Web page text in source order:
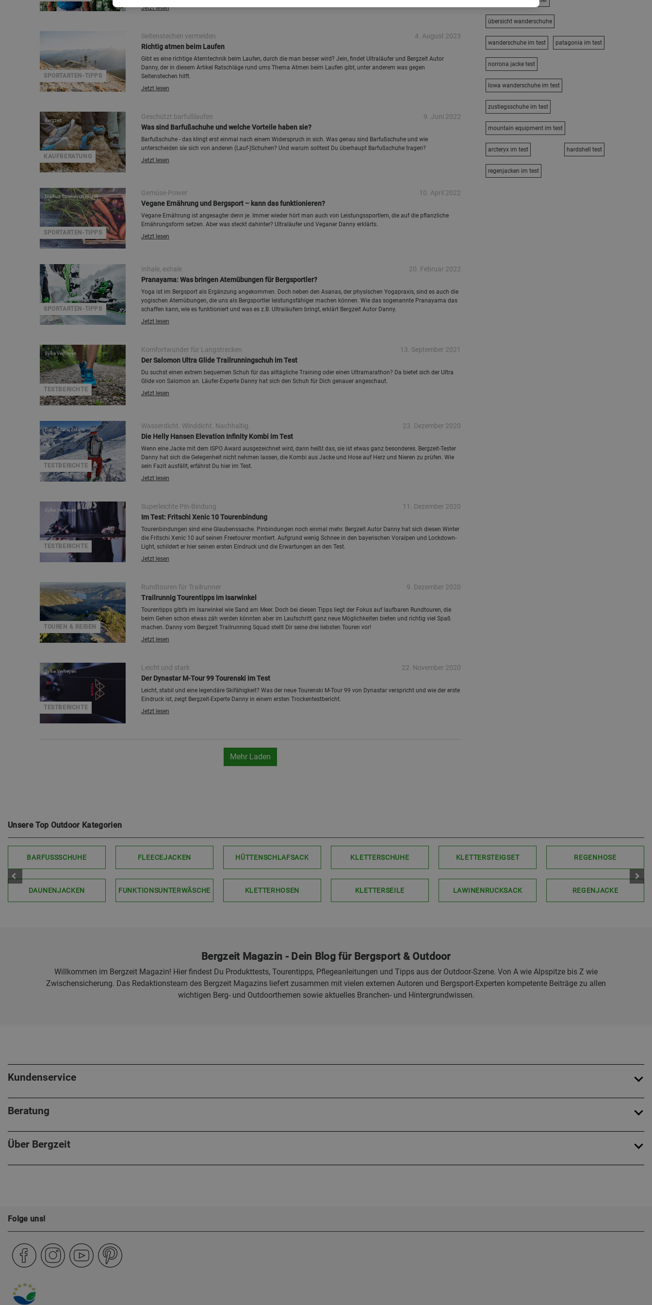
Jetzt lesen
SPORTARTEN-TIPPS
Seitenstechen vermeiden
4. August 2023
Richtig atmen beim Laufen
Gibt es eine richtige Atemtechnik beim Laufen, durch die man besser wird? Jein, findet Ultraläufer und Bergzeit Autor
Danny, der in diesem Artikel Ratschläge rund ums Thema Atmen beim Laufen gibt, unter anderem was gegen
Seitenstechen hilft.
Jetzt lesen
KAUFBERATUNG
Bergzeit Geschützt barfußlaufen
9. Juni 2022
Was sind Barfußschuhe und welche Vorteile haben sie?
Barfußschuhe - das klingt erst einmal nach einem Widerspruch in sich. Was genau sind Barfußschuhe und wie
unterscheiden sie sich von anderen (Lauf-)Schuhen? Und warum solltest Du überhaupt Barfußschuhe tragen?
Jetzt lesen
SPORTARTEN-TIPPS
Markus Spiske | Unsplash Gemüse-Power
10. April 2022
Vegane Ernährung und Bergsport – kann das funktionieren?
Vegane Ernährung ist angesagter denn je. Immer wieder hört man auch von Leistungssportlern, die auf die pflanzliche
Ernährungsform setzen. Aber was steckt dahinter? Ultraläufer und Veganer Danny erklärts.
Jetzt lesen
SPORTARTEN-TIPPS
Bergzeit Inhale, exhale
20. Februar 2022
Pranayama: Was bringen Atemübungen für Bergsportler?
Yoga ist im Bergsport als Ergänzung angekommen. Doch neben den Asanas, der physischen Yogapraxis, sind es auch die
yogischen Atemübungen, die uns als Bergsportler leistungsfähiger machen können. Wie das sogenannte Pranayama das
schaffen kann, wie es funktioniert und was es z.B. Ultraläufern bringt, erklärt Bergzeit Autor Danny.
Jetzt lesen
TESTBERICHTE
Sylke Verheyen Komfortwunder für Langstrecken
13. September 2021
Der Salomon Ultra Glide Trailrunningschuh im Test
Du suchst einen extrem bequemen Schuh für das alltägliche Training oder einen Ultramarathon? Da bietet sich der Ultra
Glide von Salomon an. Läufer-Experte Danny hat sich den Schuh für Dich genauer angeschaut.
Jetzt lesen
TESTBERICHTE
Daniel-Juraj Zidaric Wasserdicht. Winddicht. Nachhaltig.
23. Dezember 2020
Die Helly Hansen Elevation Infinity Kombi im Test
Wenn eine Jacke mit dem ISPO Award ausgezeichnet wird, dann heißt das, sie ist etwas ganz besonderes. Bergzeit-Tester
Danny hat sich die Gelegenheit nicht nehmen lassen, die Kombi aus Jacke und Hose auf Herz und Nieren zu prüfen. Wie
sein Fazit ausfällt, erfährst Du hier im Test.
Jetzt lesen
TESTBERICHTE
Sylke Verheyen Superleichte Pin-Bindung
11. Dezember 2020
Im Test: Fritschi Xenic 10 Tourenbindung
Tourenbindungen sind eine Glaubenssache. Pinbindungen noch einmal mehr. Bergzeit Autor Danny hat sich diesen Winter
die Fritschi Xenic 10 auf seinen Freetourer montiert. Aufgrund wenig Schnee in den bayerischen Voralpen und Lockdown-
Light, schildert er hier seinen ersten Eindruck und die Erwartungen an den Test.
Jetzt lesen
TOUREN & REISEN
Rundtouren für Trailrunner
9. Dezember 2020
Trailrunnig Tourentipps im Isarwinkel
Tourentipps gibt’s im Isarwinkel wie Sand am Meer. Doch bei diesen Tipps liegt der Fokus auf laufbaren Rundtouren, die
beim Gehen schon etwas zäh werden könnten aber im Laufschritt ganz neue Möglichkeiten bieten und richtig viel Spaß
machen. Danny vom Bergzeit Trailrunning Squad stellt Dir seine drei liebsten Touren vor!
Jetzt lesen
TESTBERICHTE
Sylke Verheyen Leicht und stark
22. November 2020
Der Dynastar M-Tour 99 Tourenski im Test
Leicht, stabil und eine legendäre Skifähigkeit? Was der neue Tourenski M-Tour 99 von Dynastar verspricht und wie der erste
Eindruck ist, zeigt Bergzeit-Experte Danny in einem ersten Trockentestbericht.
Jetzt lesen
Mehr Laden
übersicht wanderschuhe
wanderschuhe im test patagonia im test
norrona jacke test
lowa wanderschuhe im test
zustiegsschuhe im test
mountain equipment im test
arcteryx im test hardshell test
regenjacken im test
Unsere Top Outdoor Kategorien
BARFUSSSCHUHE
DAUNENJACKEN
FLEECEJACKEN
FUNKTIONSUNTERWÄSCHE
HÜTTENSCHLAFSACK
KLETTERHOSEN
KLETTERSCHUHE
KLETTERSEILE
KLETTERSTEIGSET
LAWINENRUCKSACK
REGENHOSE
REGENJACKE
Bergzeit Magazin - Dein Blog für Bergsport & Outdoor
Willkommen im Bergzeit Magazin! Hier findest Du Produkttests, Tourentipps, Pflegeanleitungen und Tipps aus der Outdoor-Szene. Von A wie Alpspitze bis Z wie
Zwischensicherung. Das Redaktionsteam des Bergzeit Magazins liefert zusammen mit vielen externen Autoren und Bergsport-Experten kompetente Beiträge zu allen
wichtigen Berg- und Outdoorthemen sowie aktuelles Branchen- und Hintergrundwissen.
Kundenservice
Beratung
Über Bergzeit
Folge uns!